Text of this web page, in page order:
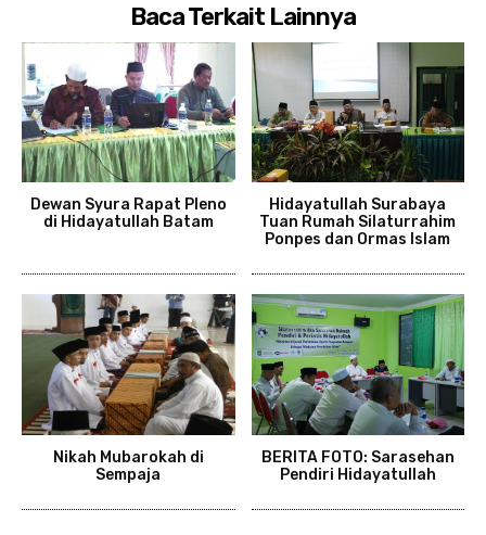
Baca Terkait Lainnya
Dewan Syura Rapat Pleno
di Hidayatullah Batam
Hidayatullah Surabaya
Tuan Rumah Silaturrahim
Ponpes dan Ormas Islam
Nikah Mubarokah di
Sempaja
BERITA FOTO: Sarasehan
Pendiri Hidayatullah